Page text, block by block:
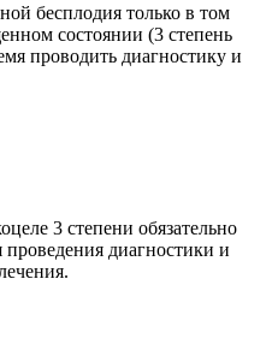
бесплодия только в том
состоянии (3 степень
проводить диагностику и
3 степени обязательно
проведения диагностики и